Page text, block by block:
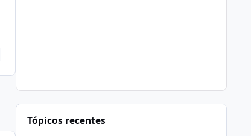
Tópicos recentes